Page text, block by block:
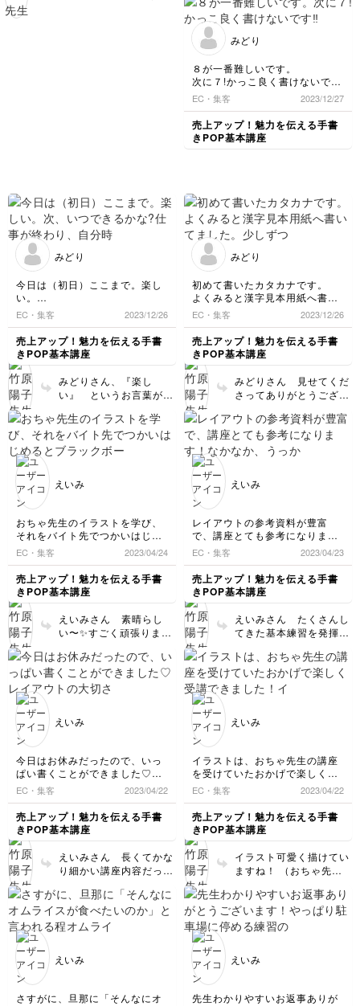
重宝するペンです。 も
しも今の段階でこのマス
目が小さい（小さい文字
が書きにくい）と感じる
ようでしたら、もう少し
枠からはみ出てもいいの
で、大きめに書いてみる
と、楽かもしれません。
「あ 大きければ描ける
じゃん‼️」という成功体
験がプラスになることも
を練習するという方法で
も良いかと思います。何
よりも楽しくくじけずに
続けていただくことが1
番です！ カタカナがカ
たらローマ字などくるく
る丸みのある文字を選ん
で感覚を掴んでいっても
際ポップを書く時 丸み
のある単純な文字の時に
事が多いです。 長くな
り失礼しました‼️ また何
ださいね。
に、 払いや点を直線的
に 四角は四角に 全体
的に枠線の視覚の中いっ
ぱいに書くと形が捉えや
すいです😌 言葉で伝え
た見せてくださいね！
さや線の間隔など、基本
を押さえれば）人それぞ
きたい『鉄則』がきちん
で 全体が揃っていてす
ごーく見やすいですし美
みどり
８が一番難しいです。
次に７!かっこ良く書けないで
す‼️
EC・集客 2023/12/27
売上アップ！魅力を伝える手書
きPOP基本講座
みどり
今日は（初日）ここまで。楽し
い。
次、いつできるかな?
仕事が終わり、自分時間にまた
頑張ります。
EC・集客 2023/12/26
売上アップ！魅力を伝える手書
きPOP基本講座
みどりさん、『楽し
い』 というお言葉が聞
がなも全体が均一ですご
くいいですね✨ また ぜ
ひ見せてくださいね。
みどり
初めて書いたカタカナです。
よくみると漢字見本用紙へ書い
てました。少しずつ慣れたいと
おもいます。先生、宜しくお願
いします。
EC・集客 2023/12/26
売上アップ！魅力を伝える手書
きPOP基本講座
みどりさん 見せてくだ
さってありがとうござい
く整っていて 何より
文字全体のサイズ感が均
一なので紙面が整って見
すので大丈夫ですよ。）
が 練習用紙がなくなり
ましたらお手持ちのノー
トなどで色々なサイズの
文字を楽しみながら練習
してみてくださいね。
書いているうちにマス目
や線がなくても まっ
すぐに均一な文字が書け
るようになるはずです☺️
また見せてくださいね
ご質問などもありました
らお気軽にお聞かせくだ
さい
えいみ
おちゃ先生のイラストを学び、
それをバイト先でつかいはじめ
るとブラックボードやpopを書
くよう言われ、どうしようと思
っていたところにこの講座を受
けて、本当に役立つ講座で助か
りました。
最後のミルクレープのPOPを描
いてみたけど、赤角芯までイン
ク切れしちゃったり😅
まだまだ綺麗に文字もかわいく
上手に書けないけど、いっぱい
活かしてたくさんPOP描いてい
きたいです。約2週間ありがと
うございました！
あと、先生ぜひブラックボード
や黒背景のPOPの描き方も講座
にしてください🙌笑
EC・集客 2023/04/24
売上アップ！魅力を伝える手書
きPOP基本講座
えいみさん 素晴らし
い〜✨すごく頑張りまし
みさんのマイレポを拝見
して応援していたので
感激です✨❣️ 最後のこの
グ』をしっかり計算され
ます ポップはつい『可
愛い文字』から入りがち
ですが基本のスペーシン
グや余白を覚えることで
パッと目に入るようなワ
ンランク上のポップに仕
上がります。文字につい
てはは『鉄則』を思い出
しながらコツコツ練習し
てみてくださいね❗️練習
の成果をいつでもまたマ
イレポで送ってください
ね☺️ 黒背景ポップのご
要望もありがとうござい
ト 今後の参考にしたい
えいみ
レイアウトの参考資料が豊富
で、講座とても参考になりま
す！
なかなか、うっかりでその通り
には出来ていないけど、キャッ
チコピーもとても大切な気がし
ますが、なにせそういうセンス
が皆無で、講座の中から飛び出
して、果たして自分にもできる
か不安ですが、あともうちょっ
と頑張ります(ง •̀_•́)ง
EC・集客 2023/04/23
売上アップ！魅力を伝える手書
きPOP基本講座
えいみさん たくさんし
てきた基本練習を発揮す
たね✨おめでとうござい
ます🎊 文字の数や内容
が変わっても基本のレイ
すので 色々なものをい
てくださいね☺️ （パソ
コンで作る時も基本は使
えます☺️）
えいみ
今日はお休みだったので、いっ
ぱい書くことができました♡
レイアウトの大切さを講座で学
べて、隙間があきすぎたら、う
まく埋めれるといいな🎶
EC・集客 2023/04/22
売上アップ！魅力を伝える手書
きPOP基本講座
えいみさん 長くてかな
り細かい講座内容だった
がを楽しむというよりは
設計していく に近く
理解しづらいところ疑問
時はここまで細かく作業
脳内では同じことをする
えいみ
イラストは、おちゃ先生の講座
を受けていたおかげで楽しく受
講できました！イラストのバリ
エーションが増えてpopにもた
くさん活用したいです！ありが
とうございました(*^^*)
EC・集客 2023/04/22
売上アップ！魅力を伝える手書
きPOP基本講座
イラスト可愛く描けてい
ますね！ （おちゃ先生
は広告なので、上手に書
く というよりはストー
リー性があるイラストを
いみさん いよいよ終盤
楽しんでくださいね。
えいみ
さすがに、旦那に「そんなにオ
えいみ
先生わかりやすいお返事ありが